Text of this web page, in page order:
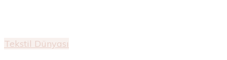
Tekstil Dünyası